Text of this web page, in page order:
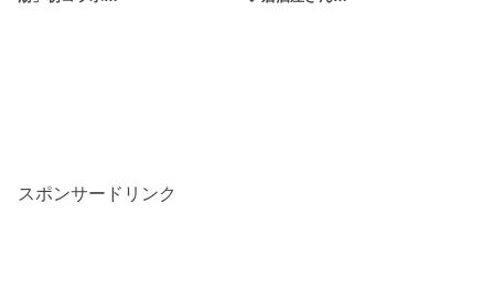
スポンサードリンク